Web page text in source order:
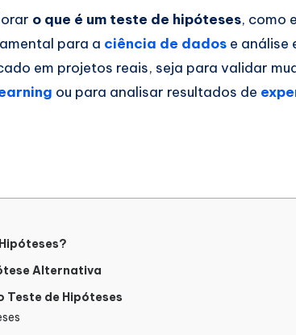
o que é um teste de hipóteses, como
para a ciência de dados e análise
em projetos reais, seja para validar
ou para analisar resultados de
Alternativa
Teste de Hipóteses